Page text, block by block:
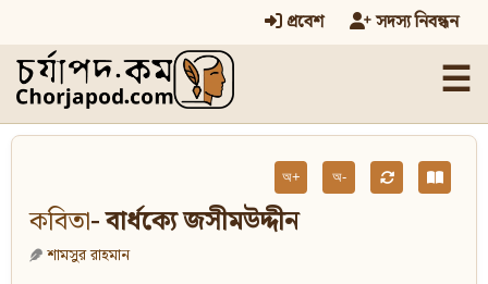
প্রবেশ সদস্য নিবন্ধন
☰
অ+ অ-
কবিতা- বার্ধক্যে জসীমউদ্দীন
শামসুর রাহমান